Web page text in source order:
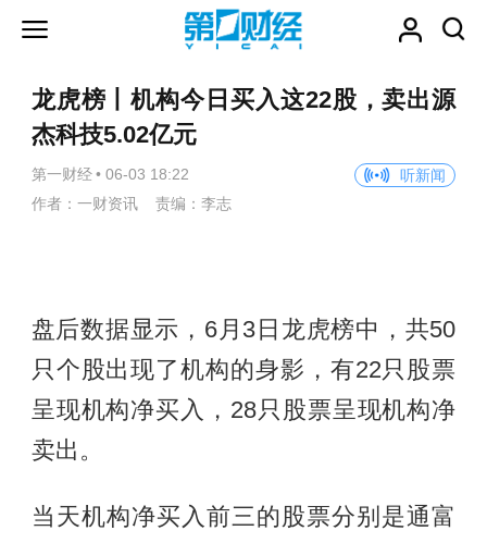
龙虎榜丨机构今日买入这22股，卖出源
杰科技5.02亿元
第一财经 • 06-03 18:22
听新闻
作者：一财资讯 责编：李志
盘后数据显示，6月3日龙虎榜中，共50
只个股出现了机构的身影，有22只股票
呈现机构净买入，28只股票呈现机构净
卖出。
当天机构净买入前三的股票分别是通富